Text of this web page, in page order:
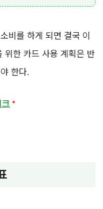
비를 하게 되면 결국 이
위한 카드 사용 계획은 반
한다.